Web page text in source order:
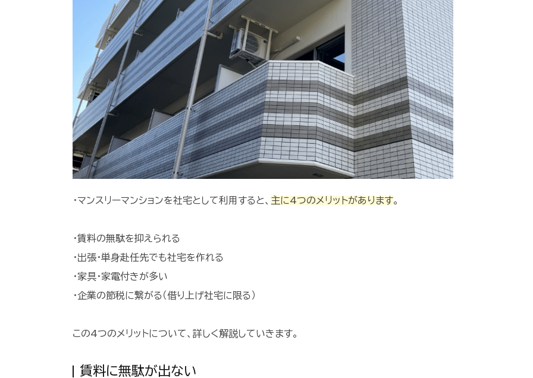
・マンスリーマンションを社宅として利用すると、 主に4つのメリットがあります。
・賃料の無駄を抑えられる
・出張・単身赴任先でも社宅を作れる
・家具・家電付きが多い
・企業の節税に繋がる（借り上げ社宅に限る）
この4つのメリットについて、詳しく解説していきます。
賃料に無駄が出ない